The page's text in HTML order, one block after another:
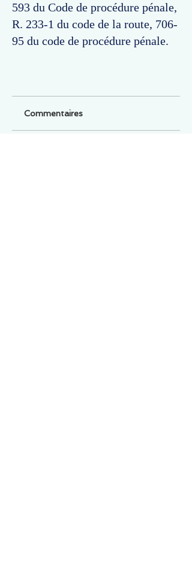
593 du Code de procédure pénale,
R. 233-1 du code de la route, 706-
95 du code de procédure pénale.
Commentaires